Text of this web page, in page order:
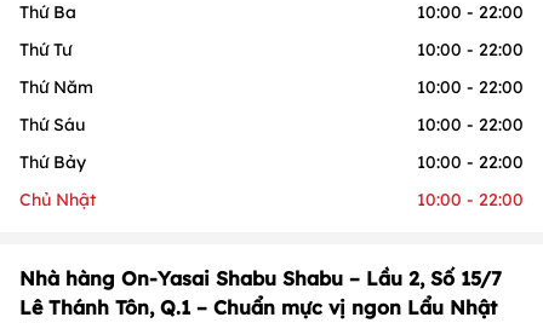
Thứ Ba
10:00 - 22:00
Thứ Tư
10:00 - 22:00
Thứ Năm
10:00 - 22:00
Thứ Sáu
10:00 - 22:00
Thứ Bảy
10:00 - 22:00
Chủ Nhật
10:00 - 22:00
Nhà hàng On-Yasai Shabu Shabu – Lầu 2, Số 15/7
Lê Thánh Tôn, Q.1 – Chuẩn mực vị ngon Lẩu Nhật